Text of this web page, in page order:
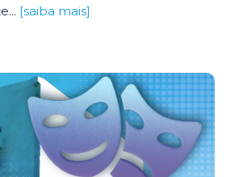
[saiba mais]